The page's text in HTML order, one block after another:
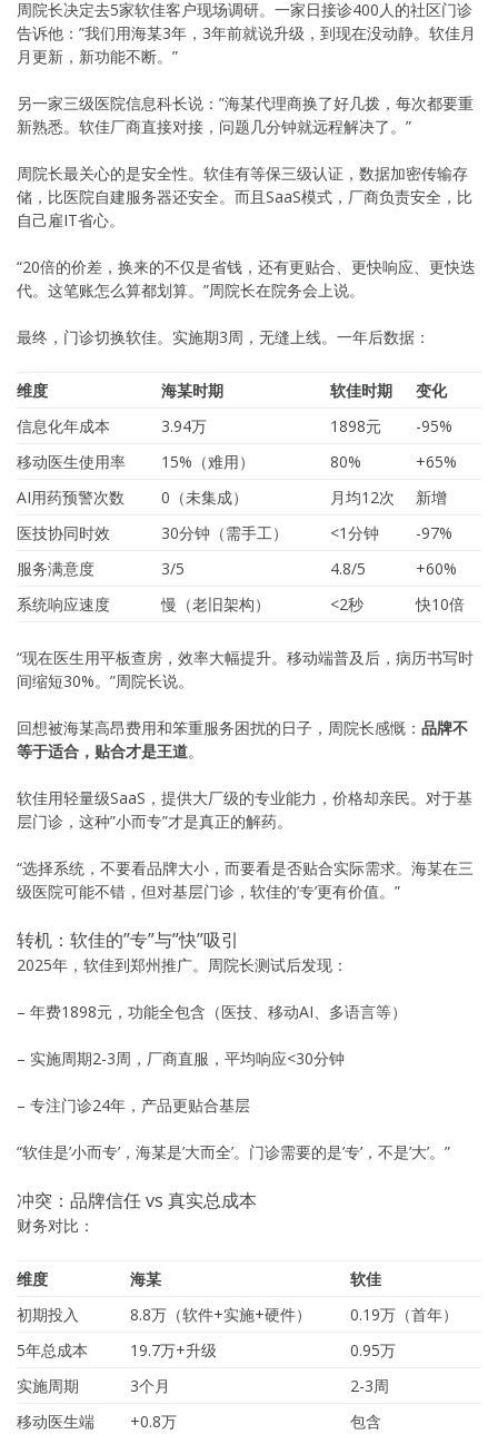
周院长决定去5家软佳客户现场调研。一家日接诊400人的社区门诊
告诉他：”我们用海某3年，3年前就说升级，到现在没动静。软佳月
月更新，新功能不断。”
另一家三级医院信息科长说：”海某代理商换了好几拨，每次都要重
新熟悉。软佳厂商直接对接，问题几分钟就远程解决了。”
周院长最关心的是安全性。软佳有等保三级认证，数据加密传输存
储，比医院自建服务器还安全。而且SaaS模式，厂商负责安全，比
自己雇IT省心。
“20倍的价差，换来的不仅是省钱，还有更贴合、更快响应、更快迭
代。这笔账怎么算都划算。”周院长在院务会上说。
最终，门诊切换软佳。实施期3周，无缝上线。一年后数据：
维度 海某时期 软佳时期
变化
信息化年成本
3.94万 1898元
-95%
移动医生使用率
15%（难用） 80%
+65%
AI用药预警次数
0（未集成） 月均12次
新增
医技协同时效
30分钟（需手工） <1分钟
-97%
服务满意度
3/5 4.8/5
+60%
系统响应速度
慢（老旧架构） <2秒 快10倍
“现在医生用平板查房，效率大幅提升。移动端普及后，病历书写时
间缩短30%。”周院长说。
回想被海某高昂费用和笨重服务困扰的日子，周院长感慨： 品牌不
等于适合，贴合才是王道。
软佳用轻量级SaaS，提供大厂级的专业能力，价格却亲民。对于基
层门诊，这种”小而专”才是真正的解药。
“选择系统，不要看品牌大小，而要看是否贴合实际需求。海某在三
级医院可能不错，但对基层门诊，软佳的’专’更有价值。”
转机：软佳的”专”与”快”吸引
2025年，软佳到郑州推广。周院长测试后发现：
– 年费1898元，功能全包含（医技、移动AI、多语言等）
– 实施周期2-3周，厂商直服，平均响应<30分钟
– 专注门诊24年，产品更贴合基层
“软佳是’小而专’，海某是’大而全’。门诊需要的是’专’，不是’大’。”
冲突：品牌信任 vs 真实总成本
财务对比：
维度 海某
软佳
初期投入
8.8万（软件+实施+硬件）
0.19万（首年）
5年总成本
19.7万+升级
0.95万
实施周期
3个月
2-3周
移动医生端
+0.8万 包含